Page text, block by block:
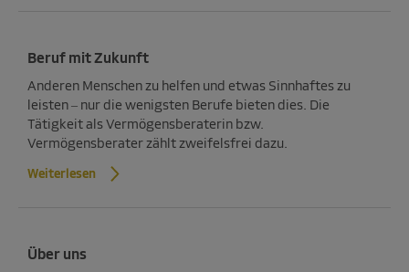
Beruf mit Zukunft
Anderen Menschen zu helfen und etwas Sinnhaftes zu
leisten ­– nur die wenigsten Berufe bieten dies. Die
Tätigkeit als Vermögensberaterin bzw.
Vermögensberater zählt zweifelsfrei dazu.
Weiterlesen
Über uns